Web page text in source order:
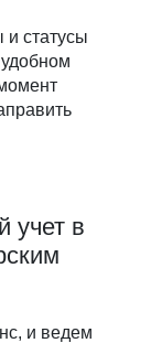
и статусы
учет в
и ведем